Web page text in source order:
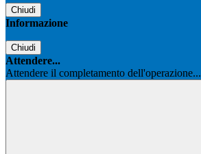
Chiudi
Informazione
Chiudi
Attendere...
Attendere il completamento dell'operazione...